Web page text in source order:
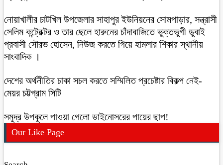
নোয়াখালীর চাটখিল উপজেলার সাহাপুর ইউনিয়নের সোমপাড়ার, সন্ত্রাসী
সেলিম কন্ট্রেক্টর ও তার ছেলে হারুনের চাঁদাবাজিতে ভুক্তভুগী ডুবাই
প্রবাসী সৌরভ হোসেন, নিউজ করতে গিয়ে হামলার শিকার স্থানীয়
সাংবাদিক ।
দেশের অর্থনীতির চাকা সচল করতে সম্মিলিত প্রচেষ্টার বিকল্প নেই-
মেয়র চট্টগ্রাম সিটি
সমুদ্র উপকূলে পাওয়া গেলো ডাইনোসরের পায়ের ছাপ!
Our Like Page